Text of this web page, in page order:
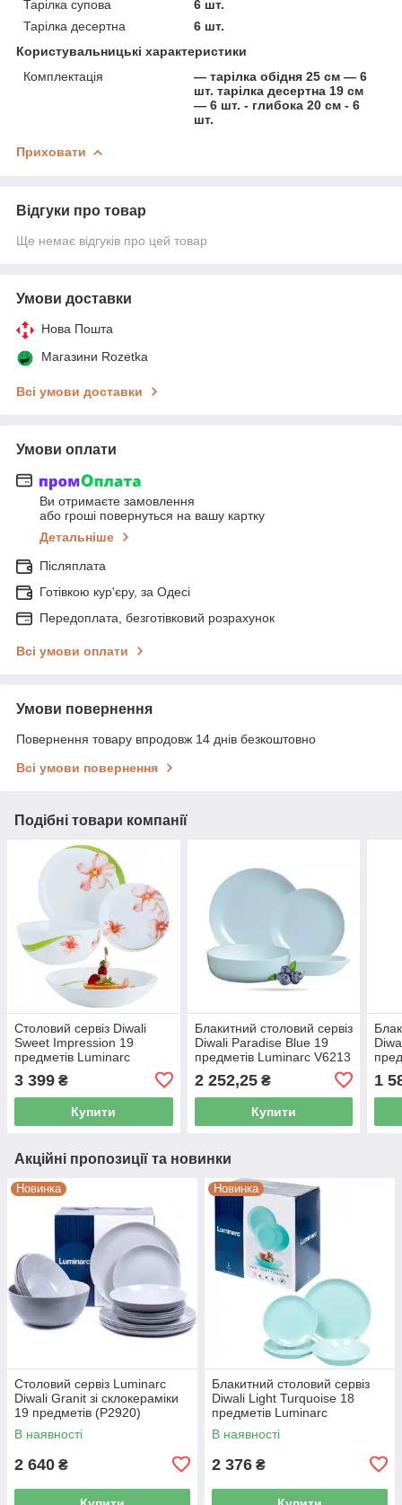
Тарілка супова
6 шт.
Тарілка десертна
6 шт.
Користувальницькі характеристики
Комплектація
— тарілка обідня 25 см — 6
шт. тарілка десертна 19 см
— 6 шт. - глибока 20 см - 6
шт.
Приховати
Відгуки про товар
Ще немає відгуків про цей товар
Умови доставки
Нова Пошта
Магазини Rozetka
Всі умови доставки
Умови оплати
Ви отримаєте замовлення
або гроші повернуться на вашу картку
Детальніше
Післяплата
Готівкою кур'єру, за Одесі
Передоплата, безготівковий розрахунок
Всі умови оплати
Умови повернення
Повернення товару впродовж 14 днів безкоштовно
Всі умови повернення
Подібні товари компанії
Столовий сервіз Diwali
Sweet Impression 19
предметів Luminarc
3 399 ₴
Купити
Блакитний столовий сервіз
Diwali Paradise Blue 19
предметів Luminarc V6213
2 252,25₴
Купити
1
Акційні пропозиції та новинки
Новинка
Столовий сервіз Luminarc
Diwali Granit зі склокераміки
19 предметів (P2920)
В наявності
2 640 ₴
Новинка
Блакитний столовий сервіз
Diwali Light Turquoise 18
предметів Luminarc
склокераміка P2963
В наявності
2 376 ₴